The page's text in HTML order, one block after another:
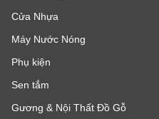
Cửa Nhựa
Máy Nước Nóng
Phụ kiện
Sen tắm
Gương & Nội Thất Đồ Gỗ